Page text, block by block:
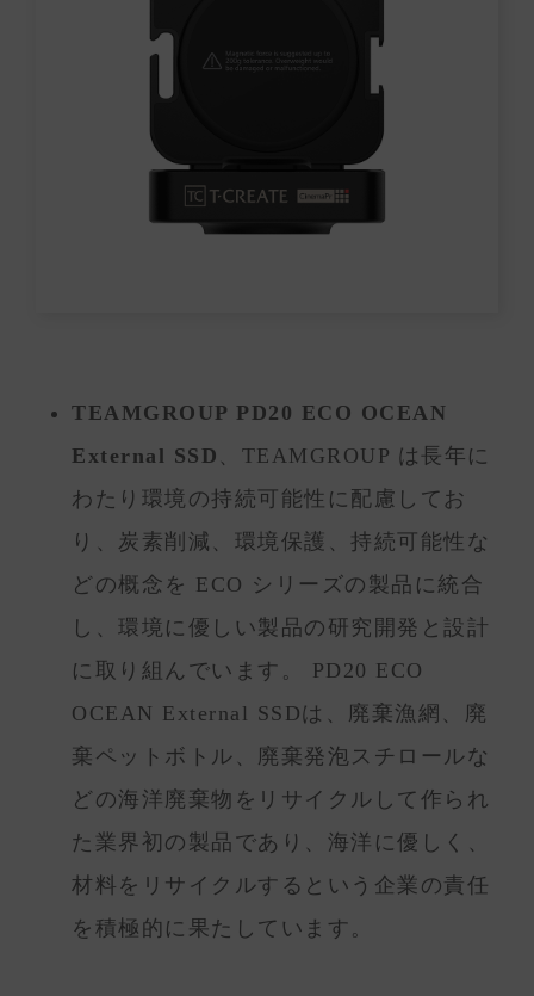
TEAMGROUP PD20 ECO OCEAN
External SSD 、TEAMGROUP は長年に
わたり環境の持続可能性に配慮してお
り、炭素削減、環境保護、持続可能性な
どの概念を ECO シリーズの製品に統合
し、環境に優しい製品の研究開発と設計
に取り組んでいます。 PD20 ECO
OCEAN External SSDは、廃棄漁網、廃
棄ペットボトル、廃棄発泡スチロールな
どの海洋廃棄物をリサイクルして作られ
た業界初の製品であり、海洋に優しく、
材料をリサイクルするという企業の責任
を積極的に果たしています。